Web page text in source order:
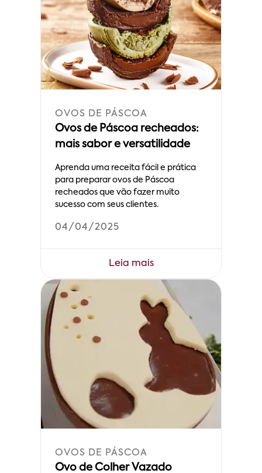
OVOS DE PÁSCOA
Ovos de Páscoa recheados:
mais sabor e versatilidade
Aprenda uma receita fácil e prática
para preparar ovos de Páscoa
recheados que vão fazer muito
sucesso com seus clientes.
04/04/2025
Leia mais
OVOS DE PÁSCOA
Ovo de Colher Vazado